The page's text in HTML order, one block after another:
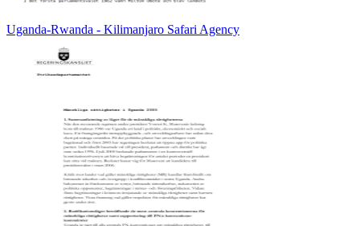
Uganda-Rwanda - Kilimanjaro Safari Agency